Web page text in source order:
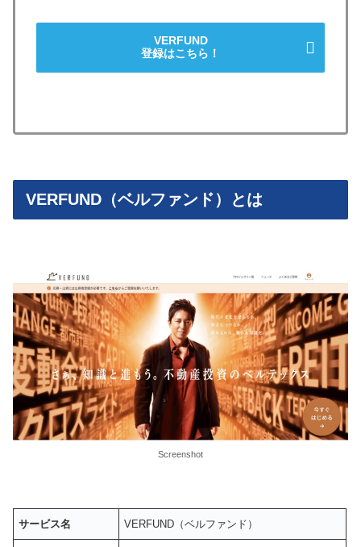
VERFUND
登録はこちら！
VERFUND（ベルファンド）とは
Screenshot
サービス名 VERFUND（ベルファンド）